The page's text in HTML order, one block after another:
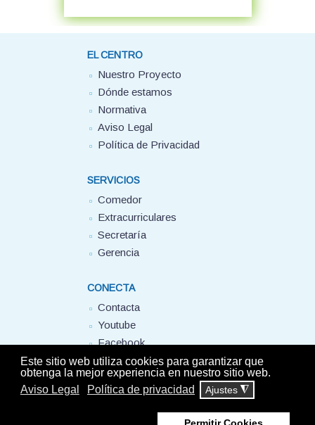
Este sitio web utiliza cookies para garantizar que
obtenga la mejor experiencia en nuestro sitio web.
Aviso Legal
Política de privacidad Ajustes ◮
EL CENTRO
Nuestro Proyecto
Dónde estamos
Normativa
Aviso Legal
Política de Privacidad
SERVICIOS
Comedor
Extracurriculares
Secretaría
Gerencia
CONECTA
Contacta
Youtube
Facebook
FUHEM
Política de privacidad